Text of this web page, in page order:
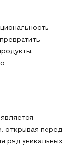
открывая перед
ряд уникальных